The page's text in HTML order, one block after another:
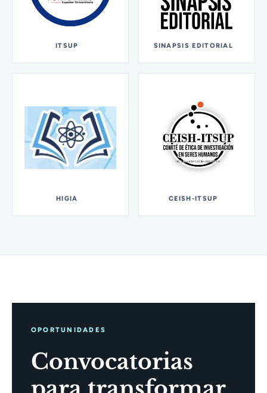
ITSUP SINAPSIS EDITORIAL
HIGIA CEISH-ITSUP
OPORTUNIDADES
Convocatorias